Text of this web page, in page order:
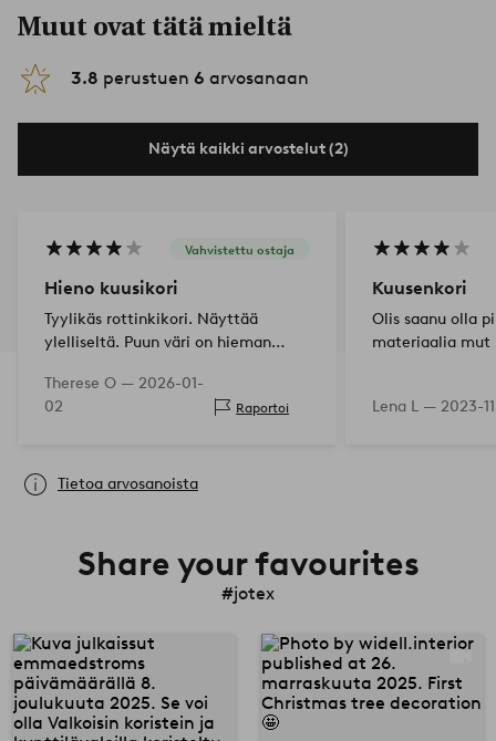
Muut ovat tätä mieltä
3.8 perustuen 6 arvosanaan
Näytä kaikki arvostelut (2)
Vahvistettu ostaja
Hieno kuusikori
Tyylikäs rottinkikori. Näyttää
ylelliseltä. Puun väri on hieman
mutta muuten olen erittäin
tyytyväinen valintaan. Sopivan
Therese O — 2026-01-
02
Raportoi
Kuusenkori
Olis saanu olla
materiaalia mut
Lena L — 2023-
Tietoa arvosanoista
Share your favourites
#jotex